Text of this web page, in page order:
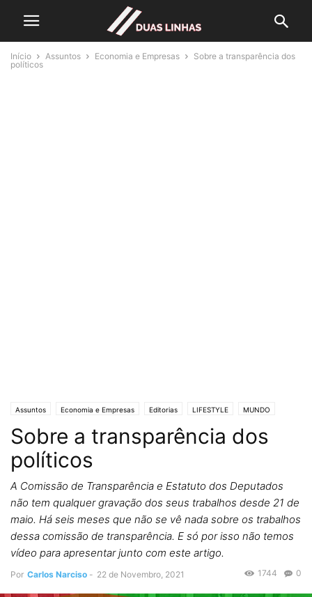
Início Assuntos Economia e Empresas
Sobre a transparência dos
políticos
Assuntos Economia e Empresas Editorias LIFESTYLE MUNDO
Crónicas de Opinião Polícias & Ladrões
Sobre a transparência dos
políticos
A Comissão de Transparência e Estatuto dos Deputados
não tem qualquer gravação dos seus trabalhos desde 21 de
maio. Há seis meses que não se vê nada sobre os trabalhos
dessa comissão de transparência. E só por isso não temos
vídeo para apresentar junto com este artigo.
Por Carlos Narciso - 22 de Novembro, 2021 0
1744